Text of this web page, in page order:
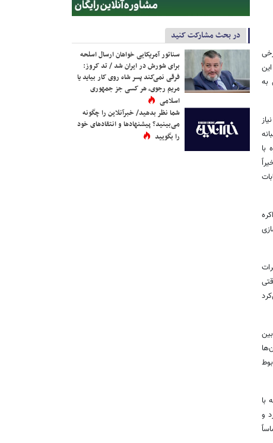
به
با
با
و
اساساً
در بحث مشارکت کنید
سناتور آمریکایی خواهان ارسال اسلحه
برای شورش در ایران شد / تد کروز:
فرقی نمی‌کند پسر شاه روی کار بیاید یا
مریم رجوی، هر کسی جز جمهوری
اسلامی
شما نظر بدهید/ خبرآنلاین را چگونه
می‌بینید؟ پیشنهادها و انتقادهای خود
را بگویید